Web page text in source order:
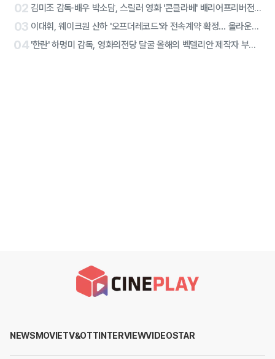
02 김미조 감독·배우 박소담, 스릴러 영화 '콘클라베' 배리어프리버전 합류
03 이대휘, 웨이크원 산하 '오프더레코드'와 전속계약 확정… 올라운더 아티스트 솔로 2막 시작
04 '한란' 하명미 감독, 영화의전당 달굴 올해의 벡델리안 제작자 부문 선정
NEWSMOVIETV&OTTINTERVIEWVIDEOSTAR